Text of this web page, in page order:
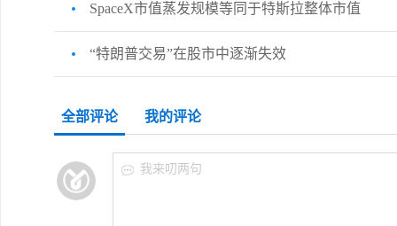
SpaceX市值蒸发规模等同于特斯拉整体市值
“特朗普交易”在股市中逐渐失效
全部评论 我的评论
我来叨两句